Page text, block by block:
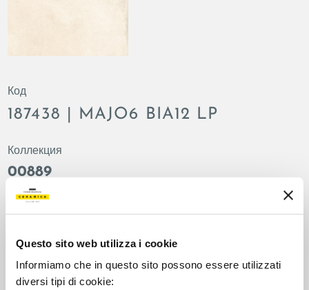
Questo sito web utilizza i cookie
Informiamo che in questo sito possono essere utilizzati
diversi tipi di cookie:
Код
187438 | MAJO6 BIA12 LP
Коллекция
00889
Цвет:
Белый
Фон
Формат:
60.0x120.0
Лаппатированный
Глянцевый
Разнотон: